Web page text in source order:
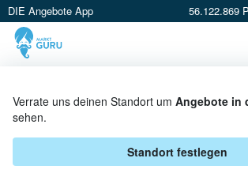
DIE Angebote App 56.122.869
Verrate uns deinen Standort um Angebote in
sehen.
Standort festlegen
GWINNER ANGEBOTE &